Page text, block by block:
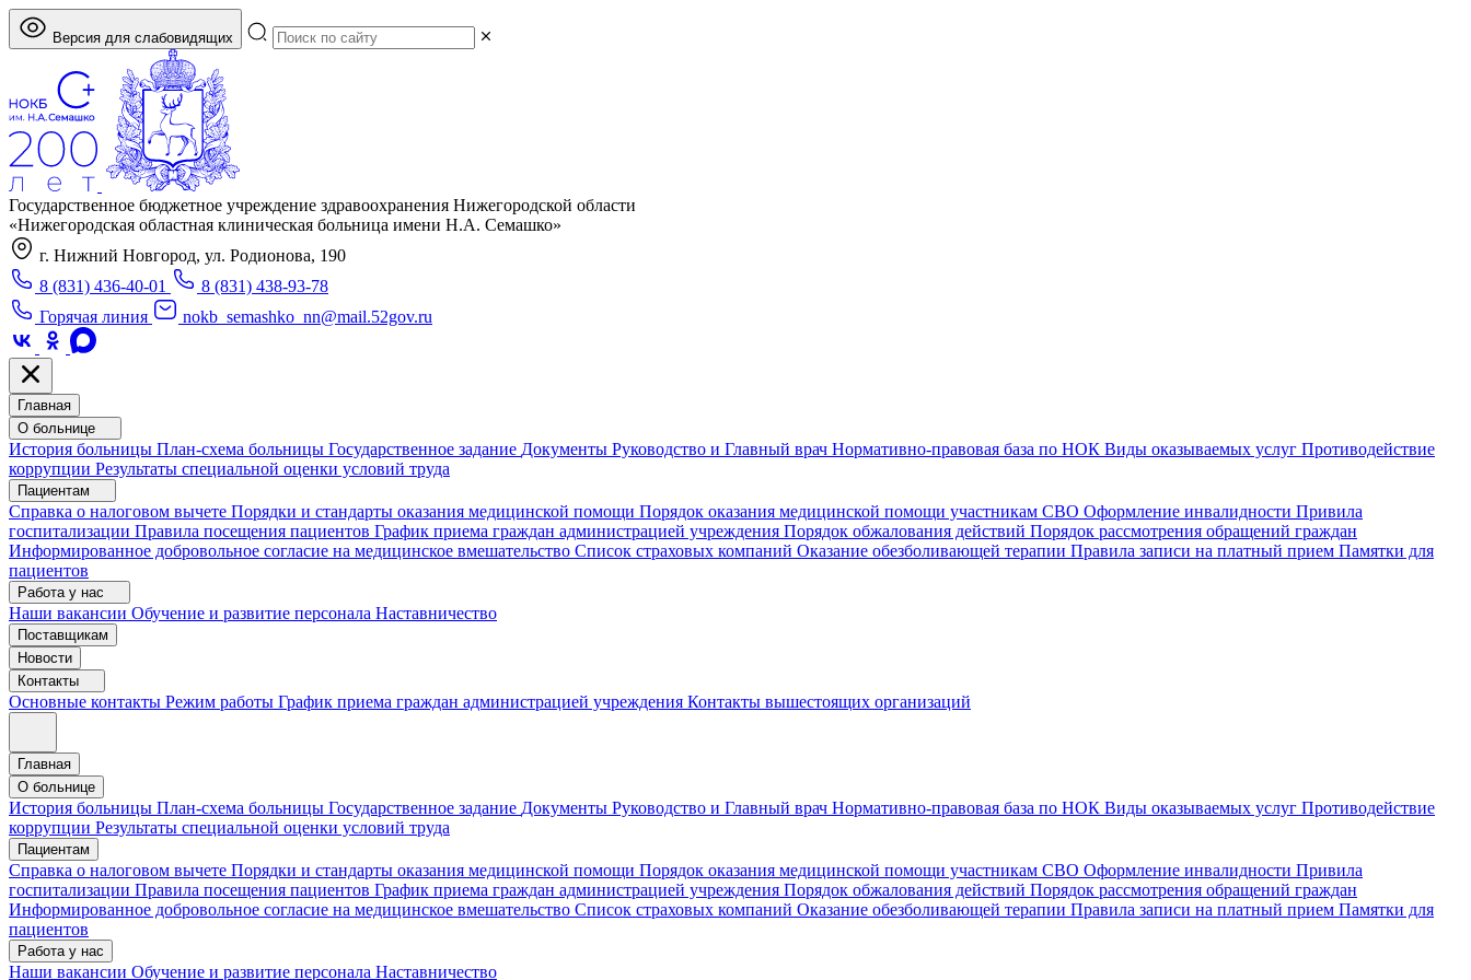
Версия для слабовидящих
Государственное бюджетное учреждение здравоохранения Нижегородской области
«Нижегородская областная клиническая больница имени Н.А. Семашко»
г. Нижний Новгород, ул. Родионова, 190
8 (831) 436-40-01
8 (831) 438-93-78
Горячая линия
nokb_semashko_nn@mail.52gov.ru
Главная
О больнице
История больницы План-схема больницы Государственное задание Документы Руководство и Главный врач Нормативно-правовая база по НОК Виды оказываемых услуг Противодействие
коррупции Результаты специальной оценки условий труда
Пациентам
Справка о налоговом вычете Порядки и стандарты оказания медицинской помощи Порядок оказания медицинской помощи участникам СВО Оформление инвалидности Привила
госпитализации Правила посещения пациентов График приема граждан администрацией учреждения Порядок обжалования действий Порядок рассмотрения обращений граждан
Информированное добровольное согласие на медицинское вмешательство Список страховых компаний Оказание обезболивающей терапии Правила записи на платный прием Памятки для
пациентов
Работа у нас
Наши вакансии Обучение и развитие персонала Наставничество
Поставщикам
Новости
Контакты
Основные контакты Режим работы График приема граждан администрацией учреждения Контакты вышестоящих организаций
Главная
О больнице
История больницы План-схема больницы Государственное задание Документы Руководство и Главный врач Нормативно-правовая база по НОК Виды оказываемых услуг Противодействие
коррупции Результаты специальной оценки условий труда
Пациентам
Справка о налоговом вычете Порядки и стандарты оказания медицинской помощи Порядок оказания медицинской помощи участникам СВО Оформление инвалидности Привила
госпитализации Правила посещения пациентов График приема граждан администрацией учреждения Порядок обжалования действий Порядок рассмотрения обращений граждан
Информированное добровольное согласие на медицинское вмешательство Список страховых компаний Оказание обезболивающей терапии Правила записи на платный прием Памятки для
пациентов
Работа у нас
Наши вакансии Обучение и развитие персонала Наставничество